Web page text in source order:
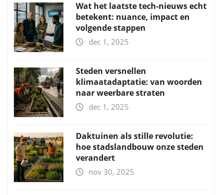
Wat het laatste tech-nieuws echt
betekent: nuance, impact en
volgende stappen
dec 1, 2025
Steden versnellen
klimaatadaptatie: van woorden
naar weerbare straten
dec 1, 2025
Daktuinen als stille revolutie:
hoe stadslandbouw onze steden
verandert
nov 30, 2025